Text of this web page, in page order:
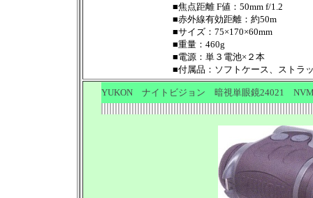
■焦点距離 F値：50mm f/1.2
■赤外線有効距離：約50m
■サイズ：75×170×60mm
■重量：460g
■電源：単３電池×２本
■付属品：ソフトケース、ストラ
YUKON ナイトビジョン 暗視単眼鏡24021